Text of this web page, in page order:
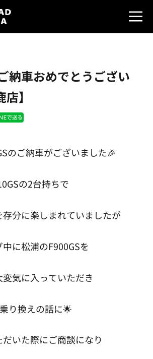
ご納車おめでとうござい
】
のご納車がございました🎉
の2台持ちで
分に楽しまれていましたが
に松浦のF900GSを
気に入っていただき
り換えの話に🌟
いた際にご商談になり